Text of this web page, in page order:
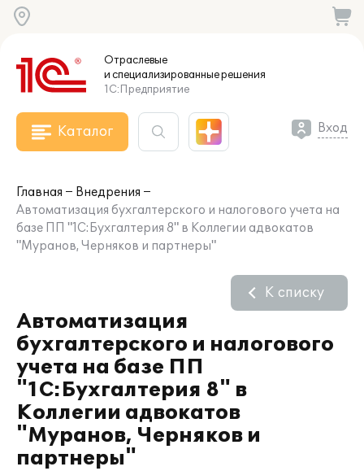
Отраслевые
и специализированныерешения
1С:Предприятие
Каталог Вход
Главная
Внедрения
Автоматизация бухгалтерского и налогового учета на
базе ПП "1С:Бухгалтерия 8" в Коллегии адвокатов
"Муранов, Черняков и партнеры"
Автоматизация
бухгалтерского и налогового
учета на базе ПП
"1С:Бухгалтерия 8" в
Коллегии адвокатов
"Муранов, Черняков и
партнеры"
К списку